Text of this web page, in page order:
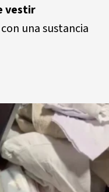
vestir
una sustancia